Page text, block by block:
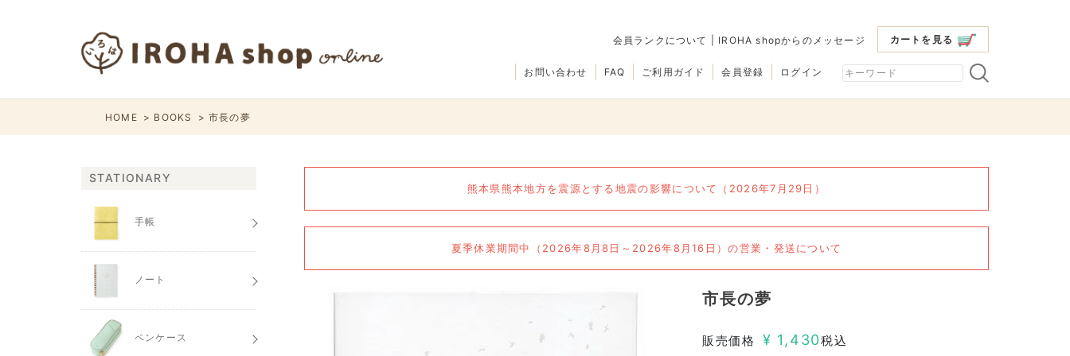
カートを見る
会員ランクについて IROHA shopからのメッセージ
会員登録 ログイン
ご利用ガイド
FAQ
お問い合わせ
HOME BOOKS 市長の夢
熊本県熊本地方を震源とする地震の影響について（2026年7月29日）
夏季休業期間中（2026年8月8日～2026年8月16日）の営業・発送について
市長の夢
販売価格 ¥ 1,430税込
STATIONARY
手帳
ノート
ペンケース